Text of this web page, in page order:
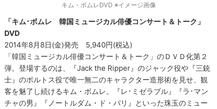
キム・ボムレDVD ※イメージ画像
「キム･ボムレ 韓国ミュージカル俳優コンサート＆トーク」
DVD
2014年8月8日(金)発売 5,940円(税込)
「韓国ミュージカル俳優コンサート＆トーク」のＤＶＤ化第２
弾。登場するのは、『Jack the Ripper』のジャック役や『三銃
士』のポルトス役で唯一無二のキャラクター造形術を見せ、観
客を魅了し続けるキム・ボムレ。『レ･ミゼラブル』『ラ･マン
チャの男』『ノートルダム・ド・パリ』といった珠玉のミュー